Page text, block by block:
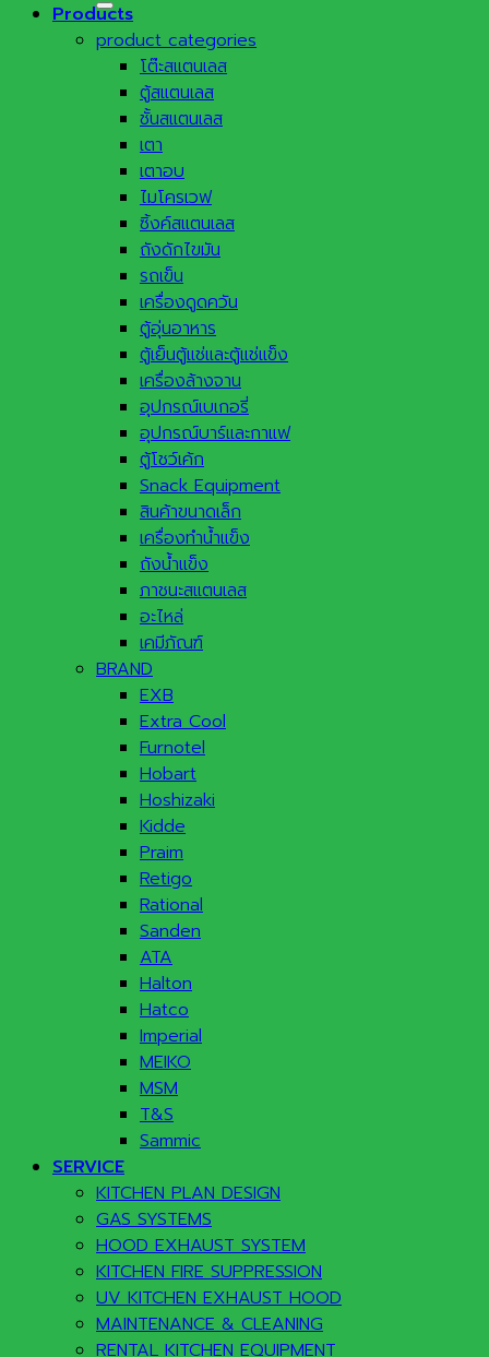
Products
product categories
โต๊ะสแตนเลส
ตู้สแตนเลส
ชั้นสแตนเลส
เตา
เตาอบ
ไมโครเวฟ
ซิ้งค์สแตนเลส
ถังดักไขมัน
รถเข็น
เครื่องดูดควัน
ตู้อุ่นอาหาร
ตู้เย็นตู้แช่และตู้แช่แข็ง
เครื่องล้างจาน
อุปกรณ์เบเกอรี่
อุปกรณ์บาร์และกาแฟ
ตู้โชว์เค้ก
Snack Equipment
สินค้าขนาดเล็ก
เครื่องทำน้ำแข็ง
ถังน้ำแข็ง
ภาชนะสแตนเลส
อะไหล่
เคมีภัณฑ์
BRAND
EXB
Extra Cool
Furnotel
Hobart
Hoshizaki
Kidde
Praim
Retigo
Rational
Sanden
ATA
Halton
Hatco
Imperial
MEIKO
MSM
T&S
Sammic
SERVICE
KITCHEN PLAN DESIGN
GAS SYSTEMS
HOOD EXHAUST SYSTEM
KITCHEN FIRE SUPPRESSION
UV KITCHEN EXHAUST HOOD
MAINTENANCE & CLEANING
RENTAL KITCHEN EQUIPMENT